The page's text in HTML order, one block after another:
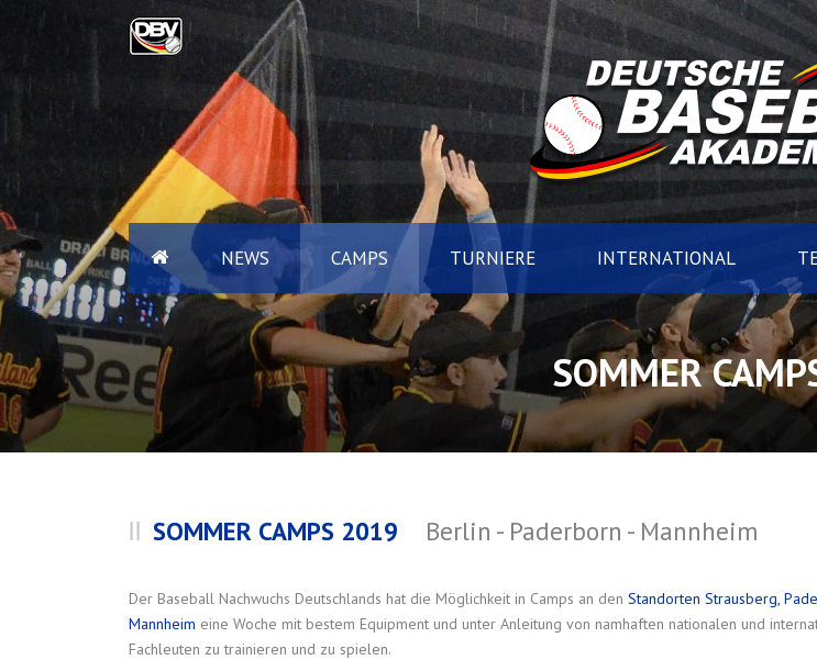
NEWS CAMPS TURNIERE INTERNATIONAL
SOMMER
SOMMER CAMPS 2019 Berlin - Paderborn - Mannheim
Der Baseball Nachwuchs Deutschlands hat die Möglichkeit in Camps an den Standorten Strausberg,
Mannheim eine Woche mit bestem Equipment und unter Anleitung von namhaften nationalen und
Fachleuten zu trainieren und zu spielen.